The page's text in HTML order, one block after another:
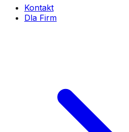
Kontakt
Dla Firm